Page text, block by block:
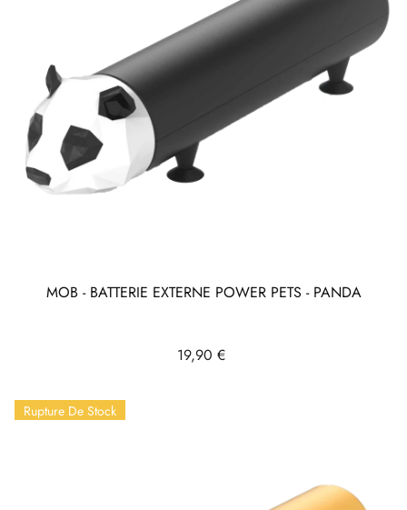
MOB - BATTERIE EXTERNE POWER PETS - PANDA
Prix
19,90 €
Rupture De Stock